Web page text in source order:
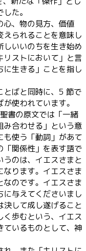
た。
心、物の見方、価値
られることを意味し
しいいのちを生き始め
リストにおいて」と言
に生きる」ことを指し
とばと同時に、5 節で
使われています。
書の原文では「一緒
み合わせる」という意
も使う「動詞」があて
「関係性」を表す語で
のは、イエスさまと
ります。イエスさま
なのです。イエスさま
に与えてくださいまし
して成し遂げること
歩むという、イエス
ているものとして、神